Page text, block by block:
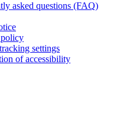
asked questions (FAQ)
settings
of accessibility